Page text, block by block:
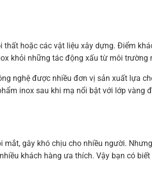
hoặc các vật liệu xây dựng. Điểm
khỏi những tác động xấu từ môi trường
nghệ được nhiều đơn vị sản xuất lựa
inox sau khi mạ nổi bật với lớp vàng
gây khó chịu cho nhiều người.
khách hàng ưa thích. Vậy bạn có